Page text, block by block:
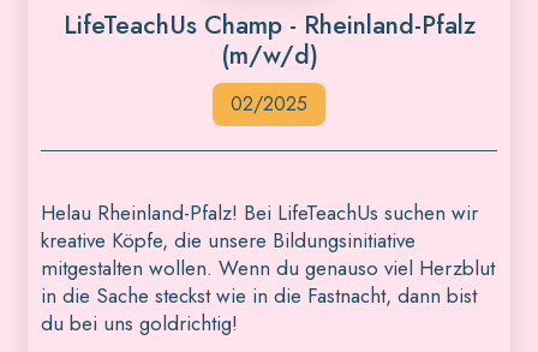
LifeTeachUs Champ - Rheinland-Pfalz
(m/w/d)
02/2025
Helau Rheinland-Pfalz! Bei LifeTeachUs suchen wir
kreative Köpfe, die unsere Bildungsinitiative
mitgestalten wollen. Wenn du genauso viel Herzblut
in die Sache steckst wie in die Fastnacht, dann bist
du bei uns goldrichtig!